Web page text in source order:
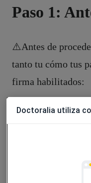
Paso 1:
⚠️Antes de
tanto tu cómo tus
firma habilitados:
1. Accede a
Doctoralia utiliza